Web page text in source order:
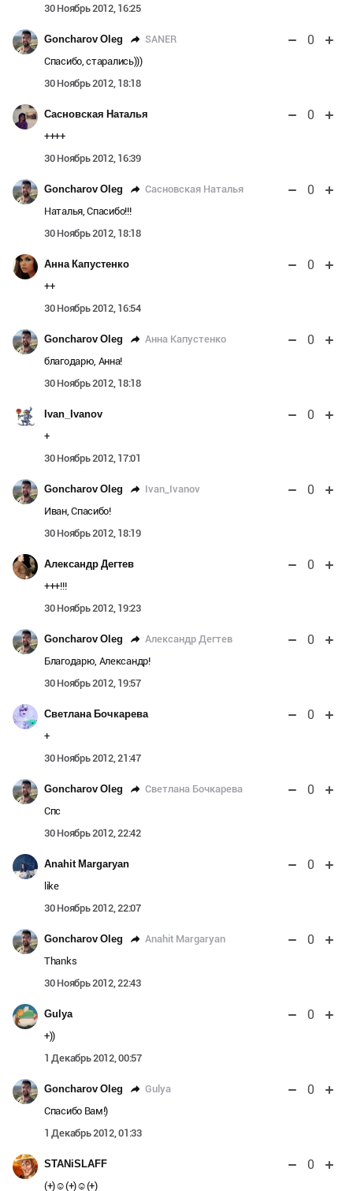
30 Ноябрь 2012, 16:25
Goncharov Oleg SANER 0
Спасибо, старались)))
30 Ноябрь 2012, 18:18
Сасновская Наталья 0
++++
30 Ноябрь 2012, 16:39
Goncharov Oleg Сасновская Наталья 0
Наталья, Спасибо!!!
30 Ноябрь 2012, 18:18
Анна Капустенко 0
++
30 Ноябрь 2012, 16:54
Goncharov Oleg Анна Капустенко 0
благодарю, Анна!
30 Ноябрь 2012, 18:18
Ivan_Ivanov 0
+
30 Ноябрь 2012, 17:01
Goncharov Oleg Ivan_Ivanov 0
Иван, Спасибо!
30 Ноябрь 2012, 18:19
Александр Дегтев 0
+++!!!
30 Ноябрь 2012, 19:23
Goncharov Oleg Александр Дегтев 0
Благодарю, Александр!
30 Ноябрь 2012, 19:57
Светлана Бочкарева 0
+
30 Ноябрь 2012, 21:47
Goncharov Oleg Светлана Бочкарева 0
Спс
30 Ноябрь 2012, 22:42
Anahit Margaryan 0
like
30 Ноябрь 2012, 22:07
Goncharov Oleg Anahit Margaryan 0
Тhanks
30 Ноябрь 2012, 22:43
Gulya 0
+))
1 Декабрь 2012, 00:57
Goncharov Oleg Gulya 0
Спасибо Вам!)
1 Декабрь 2012, 01:33
STANiSLAFF 0
(+)☺(+)☺(+)